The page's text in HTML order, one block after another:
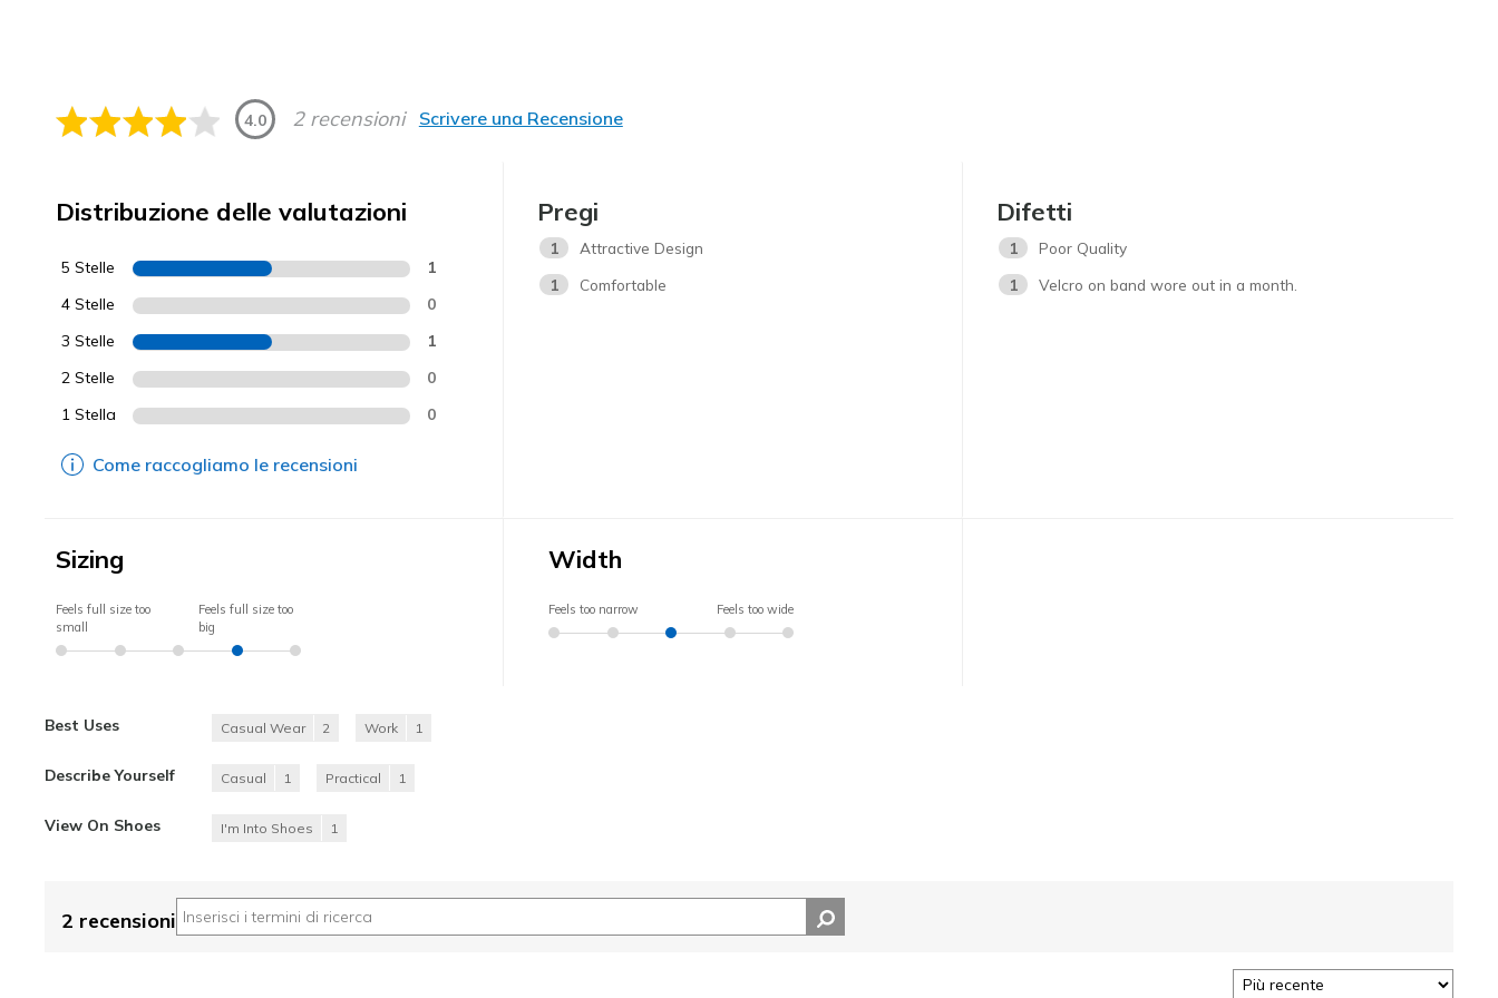
4.0 2 recensioni Scrivere una Recensione
Distribuzione delle valutazioni
5 Stelle 1
4 Stelle 0
3 Stelle 1
2 Stelle 0
1 Stella 0
Come raccogliamo le recensioni
Pregi
1
Attractive Design
1
Comfortable
Difetti
1
Poor Quality
1
Velcro on band wore out in a month.
Sizing
Feels full size too
small
Feels full size too
big
Width
Feels too narrow Feels too wide
Best Uses Casual Wear 2 Work 1
Describe Yourself Casual 1 Practical 1
View On Shoes I'm Into Shoes 1
2 recensioni